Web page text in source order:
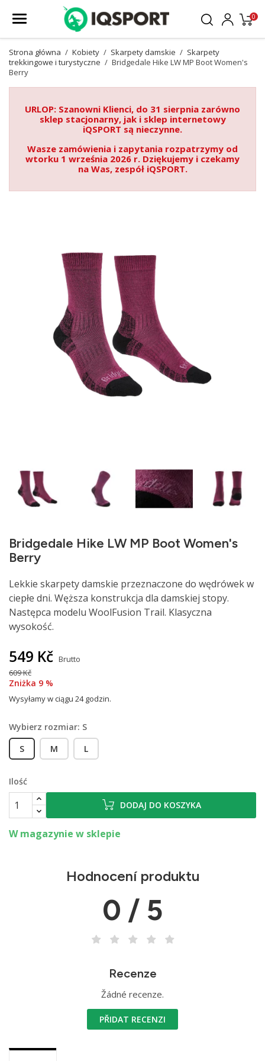
0
Strona główna Kobiety Skarpety damskie
Skarpety
trekkingowe i turystyczne
Bridgedale Hike LW MP Boot Women's
Berry
URLOP: Szanowni Klienci, do 31 sierpnia zarówno
sklep stacjonarny, jak i sklep internetowy
iQSPORT są nieczynne.
Wasze zamówienia i zapytania rozpatrzymy od
wtorku 1 września 2026 r. Dziękujemy i czekamy
na Was, zespół iQSPORT.
Bridgedale Hike LW MP Boot Women's
Berry
Lekkie skarpety damskie przeznaczone do wędrówek w
ciepłe dni. Węższa konstrukcja dla damskiej stopy.
Następca modelu WoolFusion Trail. Klasyczna
wysokość.
549 Kč Brutto
609 Kč
Zniżka 9 %
Wysyłamy w ciągu 24 godzin.
Wybierz rozmiar: S
S
M L
Ilość
DODAJ DO KOSZYKA
W magazynie w sklepie
Hodnocení produktu
0 / 5
Recenze
Žádné recenze.
PŘIDAT RECENZI